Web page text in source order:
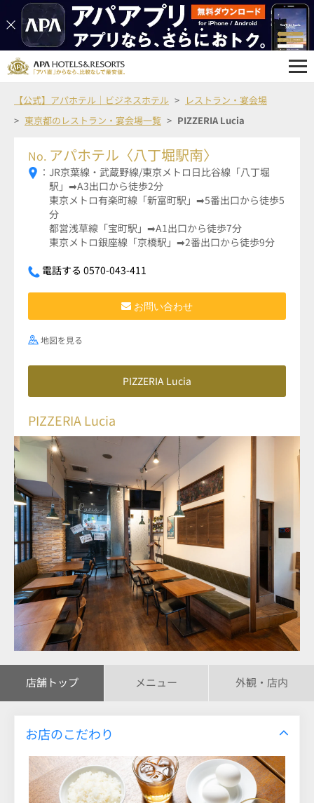
【公式】アパホテル｜ビジネスホテル
レストラン・宴会場
東京都のレストラン・宴会場一覧
PIZZERIA Lucia
No. アパホテル〈八丁堀駅南〉
： JR京葉線・武蔵野線/東京メトロ日比谷線「八丁堀
駅」➡A3出口から徒歩2分
東京メトロ有楽町線「新富町駅」➡5番出口から徒歩5
分
都営浅草線「宝町駅」➡A1出口から徒歩7分
東京メトロ銀座線「京橋駅」➡2番出口から徒歩9分
電話する 0570-043-411
お問い合わせ
地図を見る
PIZZERIA Lucia
PIZZERIA Lucia
店舗トップ メニュー 外観・店内
お店のこだわり